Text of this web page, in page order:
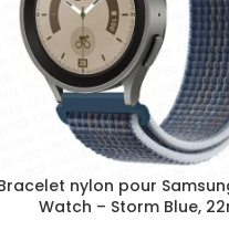
nylon pour
Watch – Storm Blue,